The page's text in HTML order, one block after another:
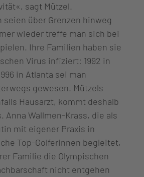
sagt Mützel.
seien über Grenzen hinweg
wieder treffe man sich bei
Ihre Familien haben sie
Virus infiziert: 1992 in
in Atlanta sei man
gewesen. Mützels
Hausarzt, kommt deshalb
Anna Wallmen-Krass, die als
mit eigener Praxis in
Top-Golferinnen begleitet,
Familie die Olympischen
nicht entgehen